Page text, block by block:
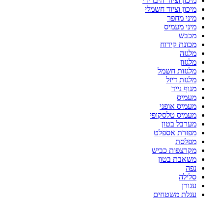
מיכון וציוד חשמלי
מיני מחפר
מיני מעמיס
מכבש
מכונת קידוח
מלגזה
מלגזון
מלגזות חשמל
מלגזת דיזל
מנוף נייד
מעמיס
מעמיס אופני
מעמיס טלסקופי
מערבל בטון
מפזרת אספלט
מפלסת
מקרצפות כביש
משאבת בטון
נפה
סלילה
עגורן
עגלת משטחים